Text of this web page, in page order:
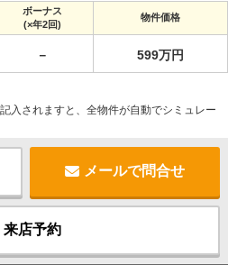
ボーナス
(×年2回)
物件価格
－ 599万円
入されますと、全物件が自動でシミュレー
メールで問合せ
来店予約